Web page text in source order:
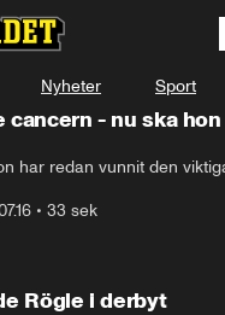
Nyheter Sport
cancern - nu ska
har redan vunnit den
blir ett vinnargäng
• 33 sek
Rögle i derbyt